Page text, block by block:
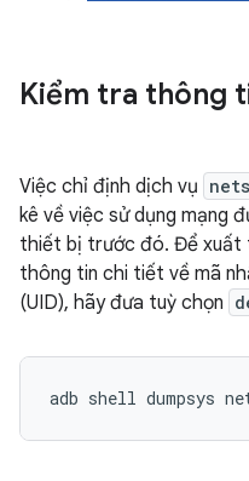
Kiểm tra thông
Việc chỉ định dịch vụ
kê về việc sử dụng mạng
thiết bị trước đó. Để xuất
thông tin chi tiết về mã
(UID), hãy đưa tuỳ chọn